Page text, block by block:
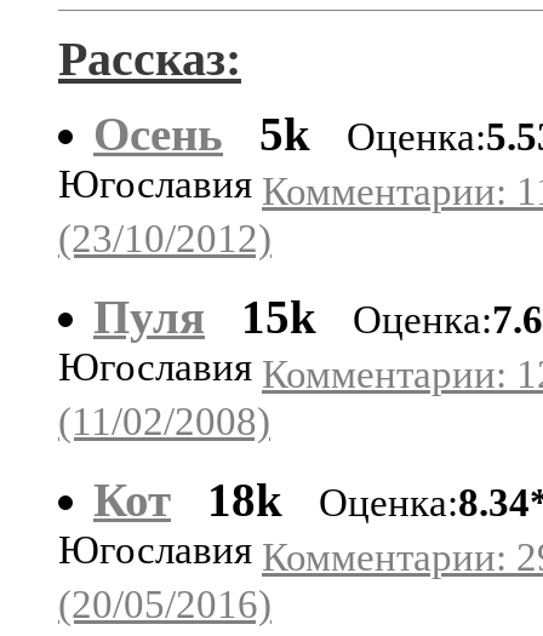
Рассказ:
Осень 5k Оценка:
Югославия Комментарии:
(23/10/2012)
Пуля
15k Оценка:
Югославия Комментарии:
(11/02/2008)
Кот
18k Оценка:
Югославия Комментарии:
(20/05/2016)